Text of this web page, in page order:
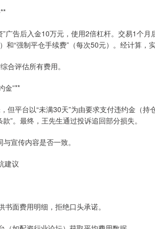
广告后入金10万元，使用2倍杠杆。交易1个
和“强制平仓手续费”（每次50元）。经计算，
合评估所有费用。
金”**
但平台以“未满30天”为由要求支付违约金（
”。最终，王先生通过投诉追回部分损失。
宣传内容是否一致。
建议
面费用明细，拒绝口头承诺。